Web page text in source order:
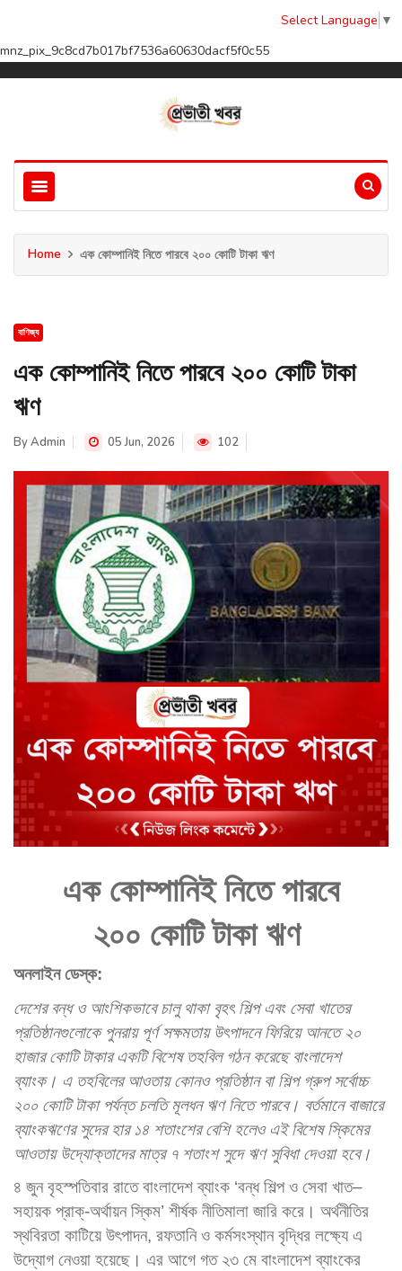
Select Language ▼
mnz_pix_9c8cd7b017bf7536a60630dacf5f0c55
Home এক কোম্পানিই নিতে পারবে ২০০ কোটি টাকা ঋণ
বাণিজ্য
এক কোম্পানিই নিতে পারবে ২০০ কোটি টাকা
ঋণ
ByAdmin 05 Jun, 2026 102
এক কোম্পানিই নিতে পারবে
২০০ কোটি টাকা ঋণ
অনলাইন ডেস্ক:
দেশের বন্ধ ও আংশিকভাবে চালু থাকা বৃহৎ শিল্প এবং সেবা খাতের
প্রতিষ্ঠানগুলোকে পুনরায় পূর্ণ সক্ষমতায় উৎপাদনে ফিরিয়ে আনতে ২০
হাজার কোটি টাকার একটি বিশেষ তহবিল গঠন করেছে বাংলাদেশ
ব্যাংক। এ তহবিলের আওতায় কোনও প্রতিষ্ঠান বা শিল্প গ্রুপ সর্বোচ্চ
২০০ কোটি টাকা পর্যন্ত চলতি মূলধন ঋণ নিতে পারবে। বর্তমানে বাজারে
ব্যাংকঋণের সুদের হার ১৪ শতাংশের বেশি হলেও এই বিশেষ স্কিমের
আওতায় উদ্যোক্তাদের মাত্র ৭ শতাংশ সুদে ঋণ সুবিধা দেওয়া হবে।
৪ জুন বৃহস্পতিবার রাতে বাংলাদেশ ব্যাংক ‘বন্ধ শিল্প ও সেবা খাত–
সহায়ক প্রাক্-অর্থায়ন স্কিম’ শীর্ষক নীতিমালা জারি করে। অর্থনীতির
স্থবিরতা কাটিয়ে উৎপাদন, রফতানি ও কর্মসংস্থান বৃদ্ধির লক্ষ্যে এ
উদ্যোগ নেওয়া হয়েছে। এর আগে গত ২৩ মে বাংলাদেশ ব্যাংকের